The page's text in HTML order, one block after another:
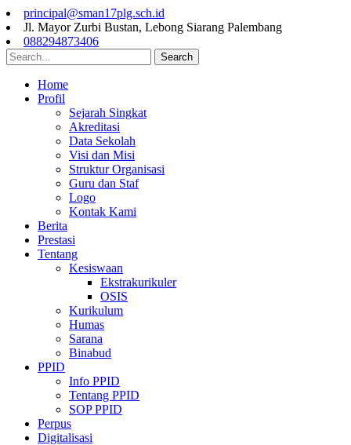
principal@sman17plg.sch.id
Jl. Mayor Zurbi Bustan, Lebong Siarang Palembang
088294873406
Search
Home
Profil
Sejarah Singkat
Akreditasi
Data Sekolah
Visi dan Misi
Struktur Organisasi
Guru dan Staf
Logo
Kontak Kami
Berita
Prestasi
Tentang
Kesiswaan
Ekstrakurikuler
OSIS
Kurikulum
Humas
Sarana
Binabud
PPID
Info PPID
Tentang PPID
SOP PPID
Perpus
Digitalisasi